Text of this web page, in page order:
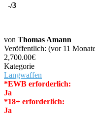
-/3
von Thomas Amann
Veröffentlich: (vor 11
2,700.00€
Kategorie
Langwaffen
*EWB erforderlich:
Ja
*18+ erforderlich:
Ja